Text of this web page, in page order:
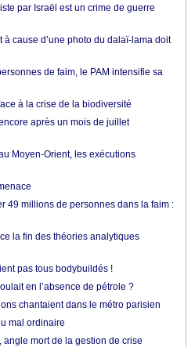
par Israël est un crime de guerre
cause d’une photo du dalaï-lama doit
de faim, le PAM intensifie sa
à la crise de la biodiversité
après un mois de juillet
Moyen-Orient, les exécutions
49 millions de personnes dans la faim :
la fin des théories analytiques
pas tous bodybuildés !
en l’absence de pétrole ?
chantaient dans le métro parisien
mal ordinaire
mort de la gestion de crise